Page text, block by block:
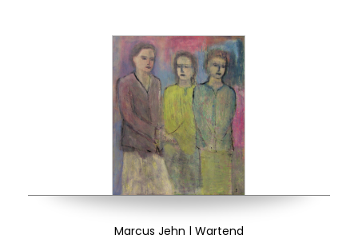
Marcus Jehn | Wartend